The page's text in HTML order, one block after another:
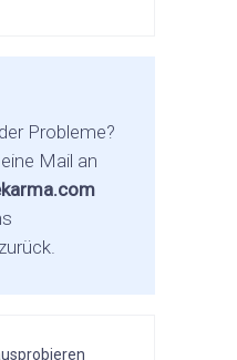
Probleme?
Mail an